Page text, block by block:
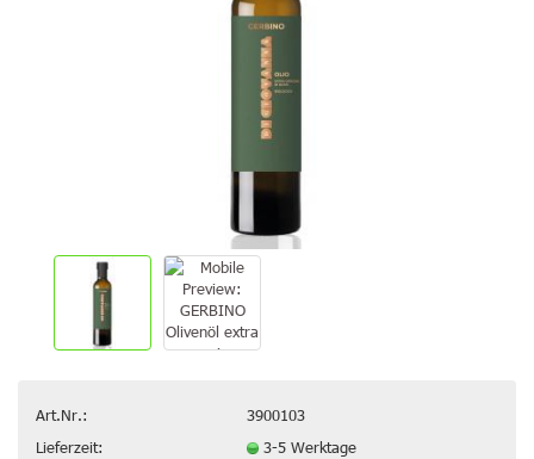
Art.Nr.:
3900103
Lieferzeit:
3-5 Werktage